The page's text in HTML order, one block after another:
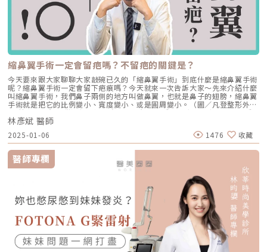
毛孔、淺層光澤感）有時顯得「力道過大而細節不足」。無雙電波
DENSITY採取了一種相當聰明的策略：它在同一個治療頭中，結合了單極電
波與雙極電波（Bipolar RF）。 單極電波負責「深層地基」：提供大範
圍、深層的熱效應，啟動長期的組織重建。 雙極電波負責「表層修飾」：
將能量精準集中在淺層皮膚，針對膚質細緻度進行即時優化。當這兩種能量
交織作用時，我們在診間觀察到的不僅是臉部線條收緊了，連皮膚的細緻
度、透亮度都有了明顯的改善。這種「雙效合一」的設計，讓我們在處理像
法令紋、木偶紋這類同時涉及深層鬆弛與淺層紋路的區域時，能更游刃有
餘。在辰美學，我很少讓客人只做「單一療程」，因為老化從來不是單一層
次的問題。無雙電波在我的抗老拼圖中，扮演著極為關鍵的「面」的角色，
若能結合以下三種組合，效果將會從平面躍升為立體。1. 立體緊緻：無雙電
波 + 美國音波二代 這是目前門診最受歡迎的抗老金三角。我會先利用 美國
音波二代 針對筋膜層（SMAS）進行精準的點狀拉提，固定輪廓線；再利用
無雙電波 進行全臉的容積式加熱。音波負責深層「定點」拉提，電波負責
淺中層「塑面」緊緻，兩者相輔相成，能達到 1+1>2 的全層支撐效果。2.
膚質重塑：無雙電波 + Profhilo 逆時針或是Doublyx EVO 彈力針針對肌膚
乾癟、缺乏彈力的客戶，我會建議將電波與 Profhilo 逆時針或是Doublyx
EVO 彈力針結合。當肌膚含水量不足時電阻會改變，電波的能量傳導會受
限；透過逆時針或是彈力針先行啟動真皮層的「生物重塑」與深層補水。在
水潤的肌底上施作無雙電波，不僅能量傳導更均勻，更能加乘彈力蛋白的新
生，讓膚質達到細膩且透亮的極致狀態。3. 輪廓精雕：無雙電波 + 藍鑽魚
骨線／MINT秘線拉提若妳追求的是立即性的線條改變，這個組合是首選。
無雙電波 能提供全臉大範圍的緊緻與膚質優化，打好緊實的底子；再搭配
藍鑽魚骨線或秘線 進行物理性的強效提拉，針對鬆弛下垂的嘴邊肉或下頷
線進行精雕。這種「先緊後拉」的邏輯，能讓拉提效果更穩固，且線條呈現
更為自然、不僵硬。舒適度：不再是痛苦的選擇很多客人問我：「蔡醫師，
電波是不是都很痛？」早期的電波治療確實讓許多人望而卻步，但無雙電波
DENSITY 在舒適度上做了大幅度的優化。它配備了高效率的冷卻系統，能
在能量擊發前後維持表皮的溫度穩定，減少燒灼感。在我的施作經驗中，多
縮鼻翼手術一定會留疤嗎？不留疤的關鍵是？
今天要來跟大家聊聊大家敲碗已久的「縮鼻翼手術」到底什麼是縮鼻翼手術
呢？縮鼻翼手術一定會留下疤痕嗎？今天就來一次告訴大家～先來介紹什麼
叫縮鼻翼手術，我們鼻子兩側的地方叫做鼻翼，也就是鼻子的翅膀，縮鼻翼
手術就是把它的比例變小、寬度變小、或是圓周變小。（圖／凡登整形外
科-林彥斌醫師提供）怎麼樣的寬度是一個大家看起來會比較賞心悅目，看
起來比較秀氣，第一個最簡單的參考值就是兩眼間距，兩邊眼頭的間距，鼻
翼不要超過這兩眼的間距。（圖／凡登整形外科-林彥斌醫師提供）教科書
上面大概都說1:1，實際上隨著審美不斷的變化，受到西方世界的影響，發
現不管是韓國、日本、大陸、台灣、東亞這些地方，大部分人的偏好是
1:0.97，西歐的人甚至可以到1:0.95，這是寬度的部分。圓周我們由下往上
看它這個孔徑，有些人是三角形，有的人是凸出去呈現圓形，它這個圓弧是
比較大。（圖／凡登整形外科-林彥斌醫師提供）那如果圓弧比較大的狀況
下可能要考慮到修剪這個圓周的長度，把它修短之後拉直，大概可以依照這
兩個方向，來決定我們要做什麼樣的縮鼻翼手術。（圖／凡登整形外科-林
彥斌醫師提供）再來提到縮鼻翼手術，可分為一下幾種‧八字縫線法簡單來
說就是單純用縫線的外面兩個針孔，用八字形的縫法把它拉近，靠的是線的
拉力，那這個效果會維持比較短暫，因為線大概兩週左右，他的張力就會鬆
脫，大部分的組織因為沒有移除，所以改變的幅度比較些微，比較明顯。
（圖／凡登整形外科-林彥斌醫師提供）‧內側基底法那另一種就是內側
縮，從鼻孔裡面去縮，它能夠拉動的範圍也是相對少，比縫線再多一些，一
般稱為「無痕縮鼻翼」，它的疤是藏在鼻孔內側的。（圖／凡登整形外科-
林彥斌 醫師
2025-01-06 1476 收藏
醫師專欄